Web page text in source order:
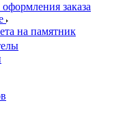
заказа
на памятник